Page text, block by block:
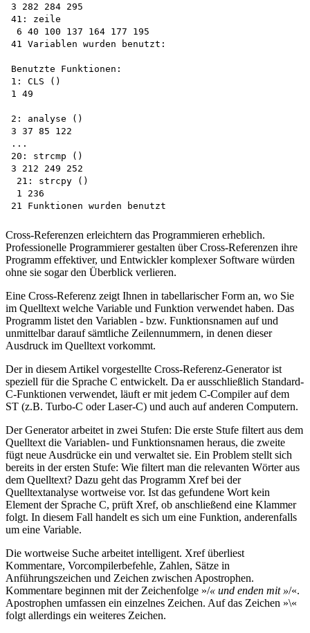
3 282 284 295
41: zeile
6 40 100 137 164 177 195
41 Variablen wurden benutzt:
Benutzte Funktionen:
1: CLS ()
1 49
2: analyse ()
3 37 85 122
...
20: strcmp ()
3 212 249 252
21: strcpy ()
1 236
Cross-Referenzen erleichtern das Programmieren erheblich.
Professionelle Programmierer gestalten über Cross-Referenzen ihre
Programm effektiver, und Entwickler komplexer Software würden
ohne sie sogar den Überblick verlieren.
Eine Cross-Referenz zeigt Ihnen in tabellarischer Form an, wo Sie
im Quelltext welche Variable und Funktion verwendet haben. Das
Programm listet den Variablen - bzw. Funktionsnamen auf und
unmittelbar darauf sämtliche Zeilennummern, in denen dieser
Ausdruck im Quelltext vorkommt.
Der in diesem Artikel vorgestellte Cross-Referenz-Generator ist
speziell für die Sprache C entwickelt. Da er ausschließlich Standard-
C-Funktionen verwendet, läuft er mit jedem C-Compiler auf dem
ST (z.B. Turbo-C oder Laser-C) und auch auf anderen Computern.
Der Generator arbeitet in zwei Stufen: Die erste Stufe filtert aus dem
Quelltext die Variablen- und Funktionsnamen heraus, die zweite
fügt neue Ausdrücke ein und verwaltet sie. Ein Problem stellt sich
bereits in der ersten Stufe: Wie filtert man die relevanten Wörter aus
dem Quelltext? Dazu geht das Programm Xref bei der
Quelltextanalyse wortweise vor. Ist das gefundene Wort kein
Element der Sprache C, prüft Xref, ob anschließend eine Klammer
folgt. In diesem Fall handelt es sich um eine Funktion, anderenfalls
um eine Variable.
Die wortweise Suche arbeitet intelligent. Xref überliest
Kommentare, Vorcompilerbefehle, Zahlen, Sätze in
Anführungszeichen und Zeichen zwischen Apostrophen.
Kommentare beginnen mit der Zeichenfolge »/« und enden mit »/«.
Apostrophen umfassen ein einzelnes Zeichen. Auf das Zeichen »\«
folgt allerdings ein weiteres Zeichen.